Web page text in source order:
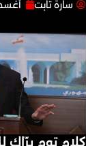
سارة تابت أغسطس
كلام توم